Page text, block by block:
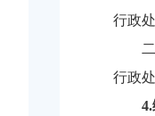
行政
行政
4.